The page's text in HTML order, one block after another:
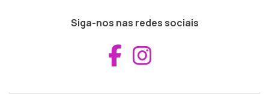
Siga-nos nas redes sociais
Aceder ao